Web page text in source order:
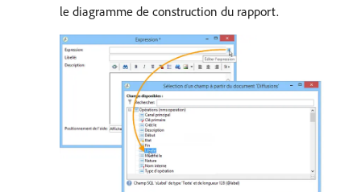
le diagramme de construction du rapport.